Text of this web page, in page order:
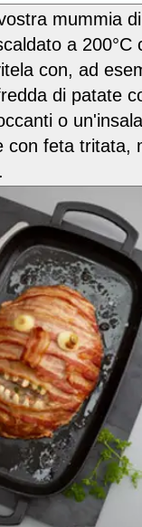
mummia
a 200°C
con, ad
di patate
o
con feta tritata,